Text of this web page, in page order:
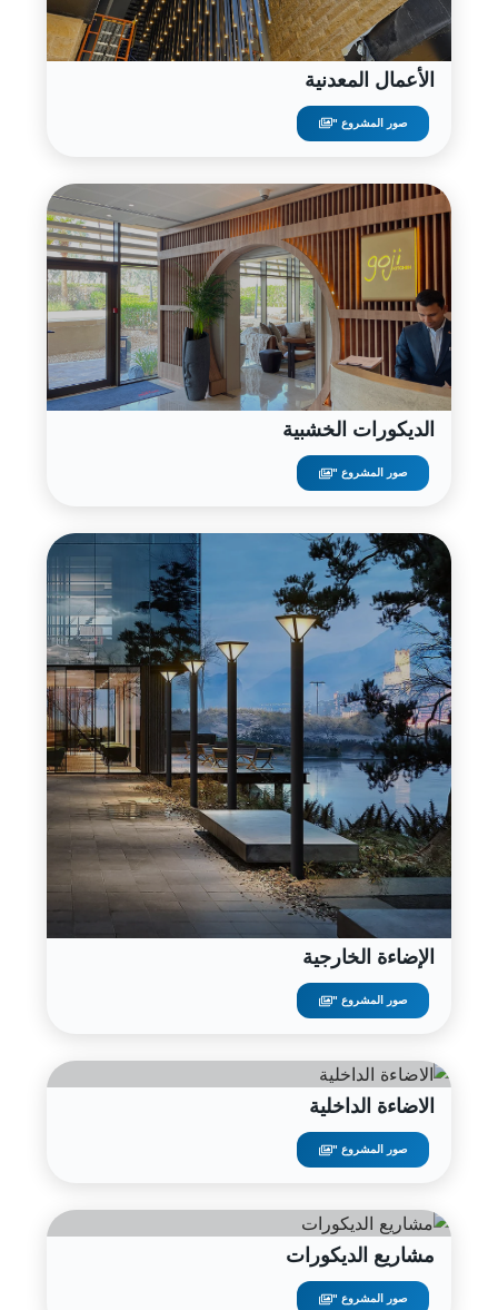
الأعمال المعدنية
صور المشروع "
الديكورات الخشبية
صور المشروع "
الإضاءة الخارجية
صور المشروع "
الاضاءة الداخلية
صور المشروع "
مشاريع الديكورات
صور المشروع "